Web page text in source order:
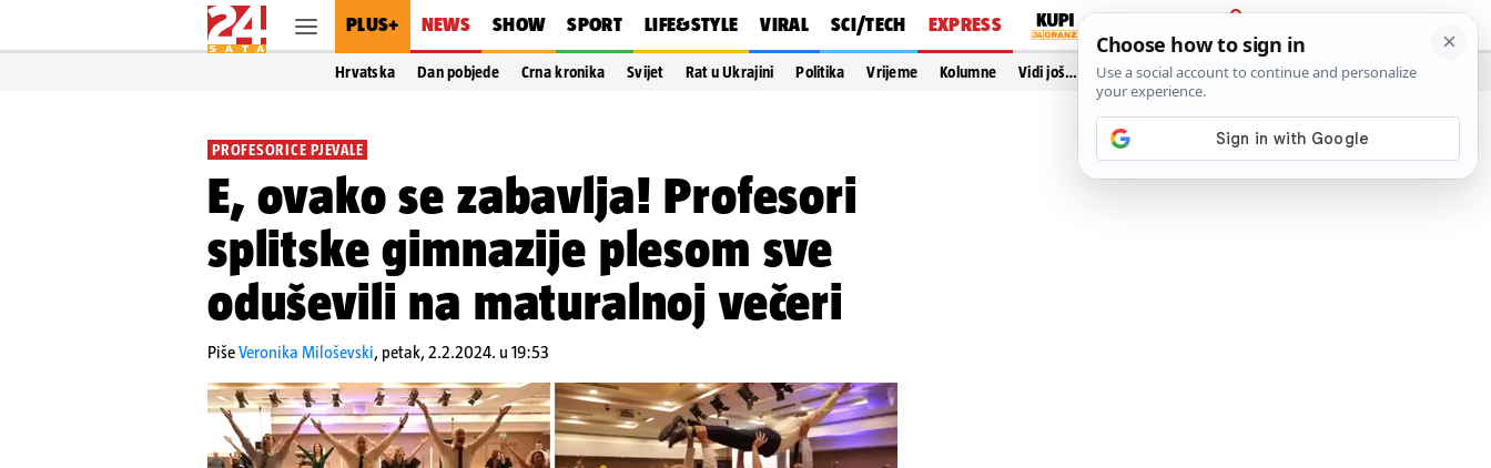
PLUS+ NEWS SHOW SPORT LIFE&STYLE VIRAL SCI/TECH EXPRESS
PRIJAVA
Hrvatska Dan pobjede Crna kronika Svijet Rat u Ukrajini Politika Vrijeme Kolumne Vidi još…
PROFESORICE PJEVALE
E, ovako se zabavlja! Profesori
splitske gimnazije plesom sve
oduševili na maturalnoj večeri
PišeVeronika Miloševski, petak, 2.2.2024. u 19:53